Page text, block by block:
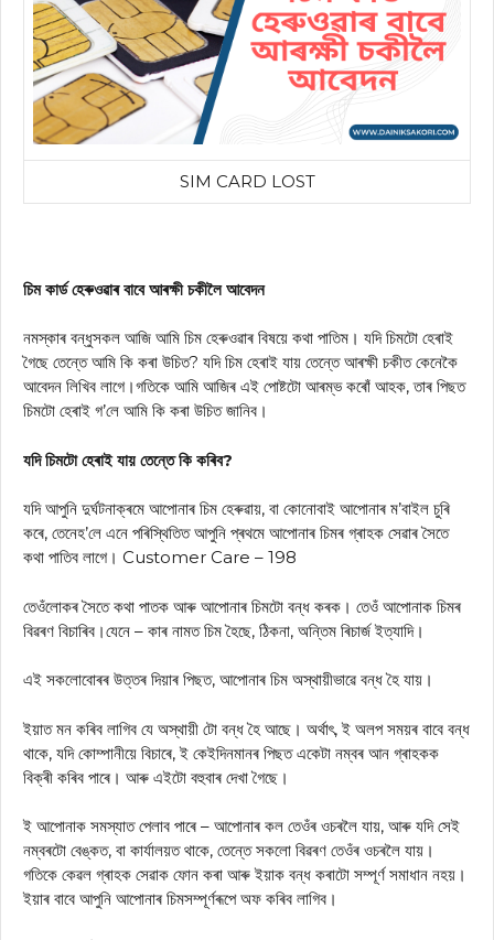
SIM CARD LOST
চিম কাৰ্ড হেৰুওৱাৰ বাবে আৰক্ষী চকীলৈ আবেদন
নমস্কাৰ বন্ধুসকল আজি আমি চিম হেৰুওৱাৰ বিষয়ে কথা পাতিম। যদি চিমটো হেৰাই
গৈছে তেন্তে আমি কি কৰা উচিত? যদি চিম হেৰাই যায় তেন্তে আৰক্ষী চকীত কেনেকৈ
আবেদন লিখিব লাগে।গতিকে আমি আজিৰ এই পোষ্টটো আৰম্ভ কৰোঁ আহক, তাৰ পিছত
চিমটো হেৰাই গ’লে আমি কি কৰা উচিত জানিব।
যদি চিমটো হেৰাই যায় তেন্তে কি কৰিব?
যদি আপুনি দুৰ্ঘটনাক্ৰমে আপোনাৰ চিম হেৰুৱায়, বা কোনোবাই আপোনাৰ ম’বাইল চুৰি
কৰে, তেনেহ’লে এনে পৰিস্থিতিত আপুনি প্ৰথমে আপোনাৰ চিমৰ গ্ৰাহক সেৱাৰ সৈতে
কথা পাতিব লাগে। Customer Care – 198
তেওঁলোকৰ সৈতে কথা পাতক আৰু আপোনাৰ চিমটো বন্ধ কৰক। তেওঁ আপোনাক চিমৰ
বিৱৰণ বিচাৰিব।যেনে – কাৰ নামত চিম হৈছে, ঠিকনা, অন্তিম ৰিচাৰ্জ ইত্যাদি।
এই সকলোবোৰৰ উত্তৰ দিয়াৰ পিছত, আপোনাৰ চিম অস্থায়ীভাৱে বন্ধ হৈ যায়।
ইয়াত মন কৰিব লাগিব যে অস্থায়ী টো বন্ধ হৈ আছে। অৰ্থাৎ, ই অলপ সময়ৰ বাবে বন্ধ
থাকে, যদি কোম্পানীয়ে বিচাৰে, ই কেইদিনমানৰ পিছত একেটা নম্বৰ আন গ্ৰাহকক
বিক্ৰী কৰিব পাৰে। আৰু এইটো বহুবাৰ দেখা গৈছে।
ই আপোনাক সমস্যাত পেলাব পাৰে – আপোনাৰ কল তেওঁৰ ওচৰলৈ যায়, আৰু যদি সেই
নম্বৰটো বেঙ্কত, বা কাৰ্যালয়ত থাকে, তেন্তে সকলো বিৱৰণ তেওঁৰ ওচৰলৈ যায়।
গতিকে কেৱল গ্ৰাহক সেৱাক ফোন কৰা আৰু ইয়াক বন্ধ কৰাটো সম্পূৰ্ণ সমাধান নহয়।
ইয়াৰ বাবে আপুনি আপোনাৰ চিমসম্পূৰ্ণৰূপে অফ কৰিব লাগিব।